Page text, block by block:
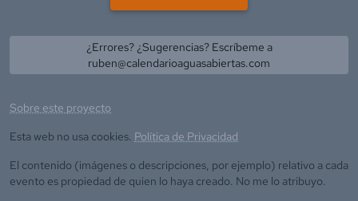
¿Errores? ¿Sugerencias? Escríbeme a
ruben@calendarioaguasabiertas.com
Sobre este proyecto
Esta web no usa cookies. Política de Privacidad
El contenido (imágenes o descripciones, por ejemplo) relativo a cada
evento es propiedad de quien lo haya creado. No me lo atribuyo.